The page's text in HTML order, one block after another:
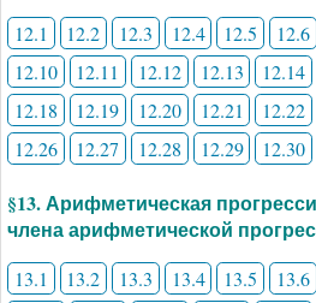
12.1 12.2 12.3 12.4 12.5 12.6
12.10
12.11 12.12 12.13 12.14
12.18
12.19 12.20 12.21 12.22
12.26
12.27 12.28 12.29 12.30
§13. Арифметическая
члена арифметической
13.1 13.2 13.3 13.4 13.5 13.6